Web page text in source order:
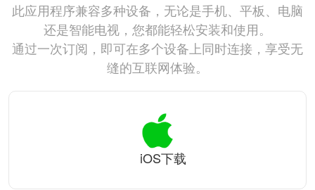
此应用程序兼容多种设备，无论是手机、平板、电脑
还是智能电视，您都能轻松安装和使用。
通过一次订阅，即可在多个设备上同时连接，享受无
缝的互联网体验。
iOS下载